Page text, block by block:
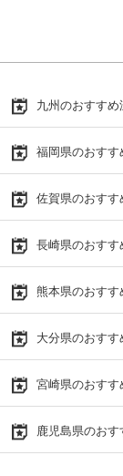
九州のおすすめ
福岡県のおすす
佐賀県のおすす
長崎県のおすす
熊本県のおすす
大分県のおすす
宮崎県のおすす
鹿児島県のおす